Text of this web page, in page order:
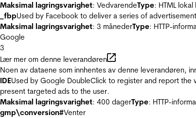
Maksimal lagringsvarighet: VedvarendeType: HTML lokal
_fbpUsed by Facebook to deliver a series of
Maksimal lagringsvarighet: 3 månederType: HTTP-
Google
3
Lær mer om denne leverandøren
Noen av dataene som innhentes av denne leverandøren,
IDEUsed by Google DoubleClick to register and report
present targeted ads to the user.
Maksimal lagringsvarighet: 400 dagerType: HTTP-
gmp\conversion#Venter